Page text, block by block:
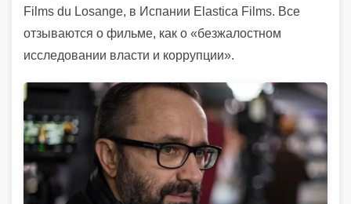
Films du Losange, в Испании Elastica Films. Все
отзываются о фильме, как о «безжалостном
исследовании власти и коррупции».